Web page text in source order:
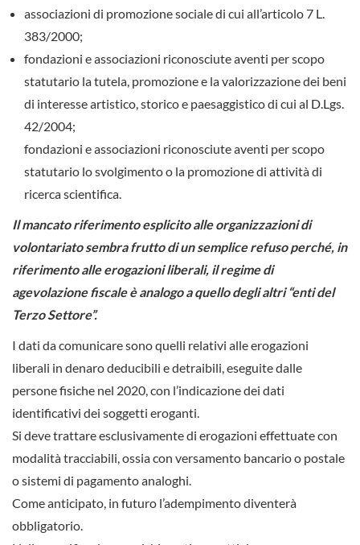
associazioni di promozione sociale di cui all’articolo 7 L.
383/2000;
fondazioni e associazioni riconosciute aventi per scopo
statutario la tutela, promozione e la valorizzazione dei beni
di interesse artistico, storico e paesaggistico di cui al D.Lgs.
42/2004;
fondazioni e associazioni riconosciute aventi per scopo
statutario lo svolgimento o la promozione di attività di
ricerca scientifica.
Il mancato riferimento esplicito alle organizzazioni di
volontariato sembra frutto di un semplice refuso perché, in
riferimento alle erogazioni liberali, il regime di
agevolazione fiscale è analogo a quello degli altri “enti del
Terzo Settore”.
I dati da comunicare sono quelli relativi alle erogazioni
liberali in denaro deducibili e detraibili, eseguite dalle
persone fisiche nel 2020, con l’indicazione dei dati
identificativi dei soggetti eroganti.
Si deve trattare esclusivamente di erogazioni effettuate con
modalità tracciabili, ossia con versamento bancario o postale
o sistemi di pagamento analoghi.
Come anticipato, in futuro l’adempimento diventerà
obbligatorio.